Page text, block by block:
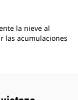
la nieve al
las acumulaciones